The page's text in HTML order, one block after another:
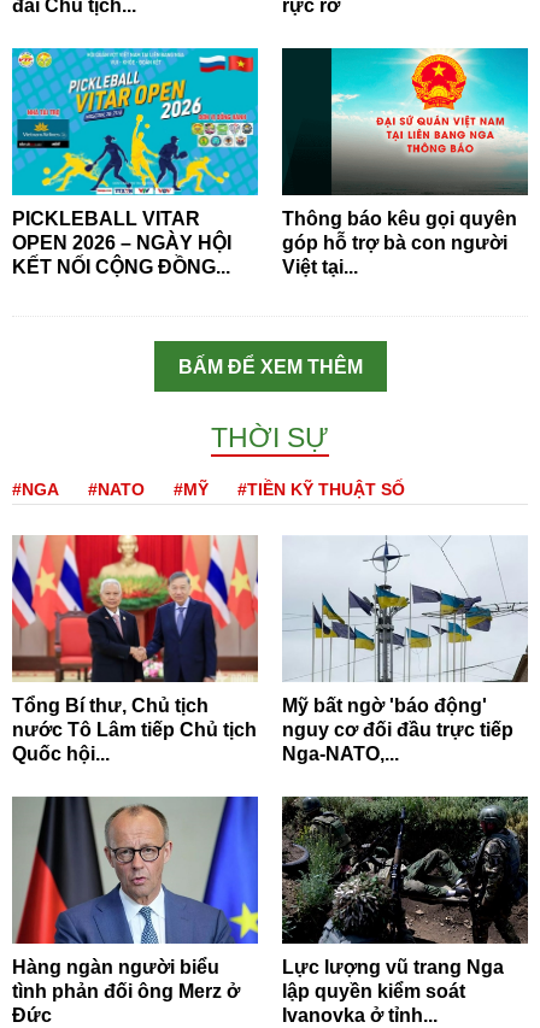
đài Chủ tịch...
rực rỡ
PICKLEBALL VITAR
OPEN 2026 – NGÀY HỘI
KẾT NỐI CỘNG ĐỒNG...
Thông báo kêu gọi quyên
góp hỗ trợ bà con người
Việt tại...
BẤM ĐỂ XEM THÊM
THỜI SỰ
#NGA #NATO #MỸ #TIỀN KỸ THUẬT SỐ
Tổng Bí thư, Chủ tịch
nước Tô Lâm tiếp Chủ tịch
Quốc hội...
Mỹ bất ngờ 'báo động'
nguy cơ đối đầu trực tiếp
Nga-NATO,...
Hàng ngàn người biểu
tình phản đối ông Merz ở
Đức
Lực lượng vũ trang Nga
lập quyền kiểm soát
Ivanovka ở tỉnh...